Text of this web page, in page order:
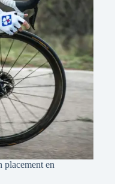
placement en